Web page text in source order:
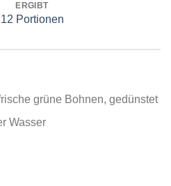
ERGIBT
12 Portionen
grüne Bohnen, gedünstet
Wasser